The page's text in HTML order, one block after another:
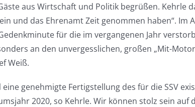
aus Wirtschaft und Politik begrüßen. Kehrle
und das Ehrenamt Zeit genommen haben“. Im
für die im vergangenen Jahr
an den unvergesslichen, großen „Mit-
Weiß.
eine genehmigte Fertigstellung des für die SSV
2020, so Kehrle. Wir können stolz sein auf